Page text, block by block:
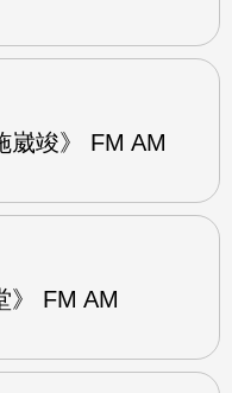
崴竣》 FM AM
》 FM AM